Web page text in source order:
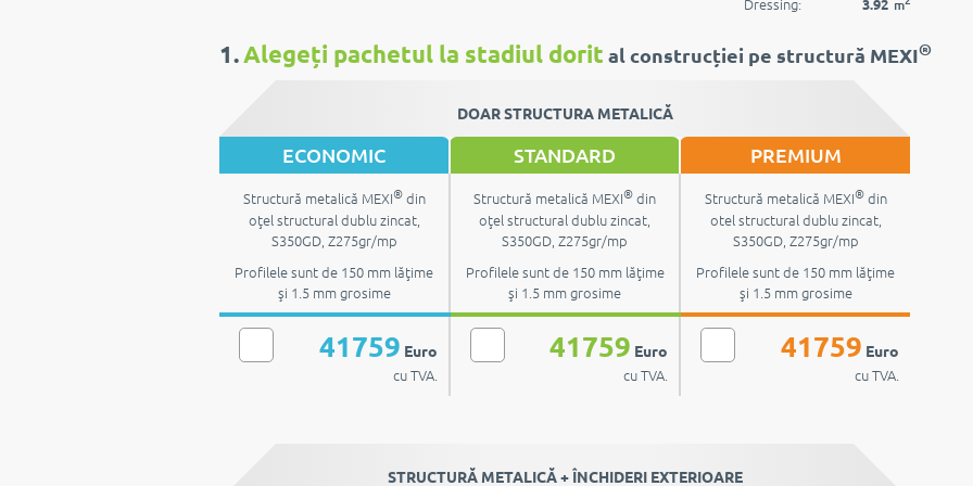
Dressing: 3.92 m
1.Alegeți pachetul la stadiul dorit al construcției pe structură MEXI®
DOAR STRUCTURA METALICĂ
ECONOMIC STANDARD PREMIUM
Structură metalică MEXI®din
oţel structural dublu zincat,
S350GD, Z275gr/mp
Profilele sunt de 150 mm lăţime
şi 1.5 mm grosime
Structură metalică MEXI®din
oţel structural dublu zincat,
S350GD, Z275gr/mp
Profilele sunt de 150 mm lăţime
şi 1.5 mm grosime
Structură metalică MEXI®din
otel structural dublu zincat,
S350GD, Z275gr/mp
Profilele sunt de 150 mm lăţime
şi 1.5 mm grosime
41759 Euro
cu TVA.
41759 Euro
cu TVA.
41759 Euro
cu TVA.
STRUCTURĂ METALICĂ + ÎNCHIDERI EXTERIOARE